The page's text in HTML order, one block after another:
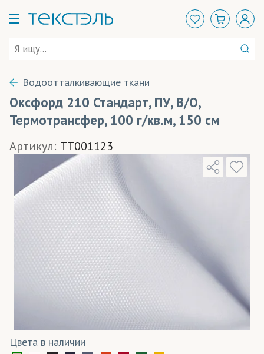
Водоотталкивающие ткани
Оксфорд 210 Стандарт, ПУ, В/О,
Термотрансфер, 100 г/кв.м, 150 см
Артикул: TT001123
Цвета в наличии